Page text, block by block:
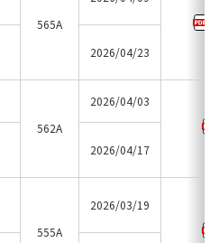
565A
2026/04/23
562A
2026/04/03
2026/04/17
555A
2026/03/19